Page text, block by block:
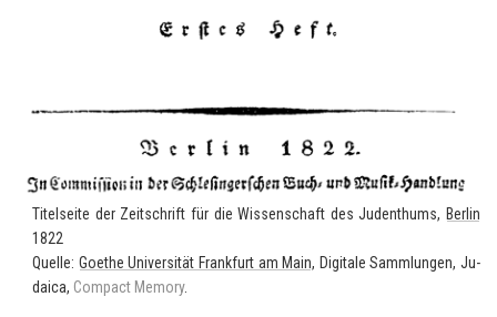
Ti­tel­sei­te der Zeit­schrift für die Wis­sen­schaft des Ju­d­enth­ums, Ber­lin
1822
Quel­le: Goe­the Uni­ver­si­tät Frank­furt am Main, Di­gi­ta­le Samm­lun­gen, Ju­
dai­ca, Com­pact Me­mo­ry.